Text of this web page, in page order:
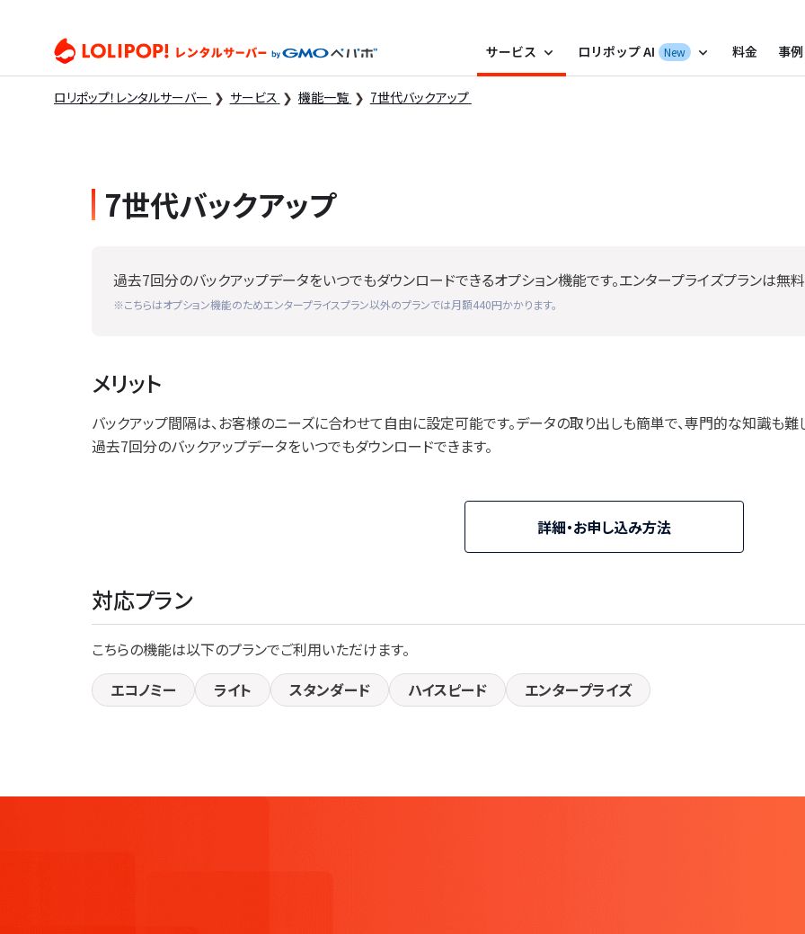
ロリポップ！レンタルサーバー by GMOペパボ
サービス expand_more ロリポップ AI New expand_more 料金 事例
ロリポップ！レンタルサーバー サービス 機能一覧 7世代バックアップ
7世代バックアップ
過去7回分のバックアップデータをいつでもダウンロードできるオプション機能です。エンタープライズプランは無
※こちらはオプション機能のためエンタープライスプラン以外のプランでは月額440円かかります。
メリット
バックアップ間隔は、お客様のニーズに合わせて自由に設定可能です。データの取り出しも簡単で、専門的な知識も難
過去7回分のバックアップデータをいつでもダウンロードできます。
詳細・お申し込み方法
対応プラン
こちらの機能は以下のプランでご利用いただけます。
エコノミー
ライト スタンダード ハイスピード エンタープライズ